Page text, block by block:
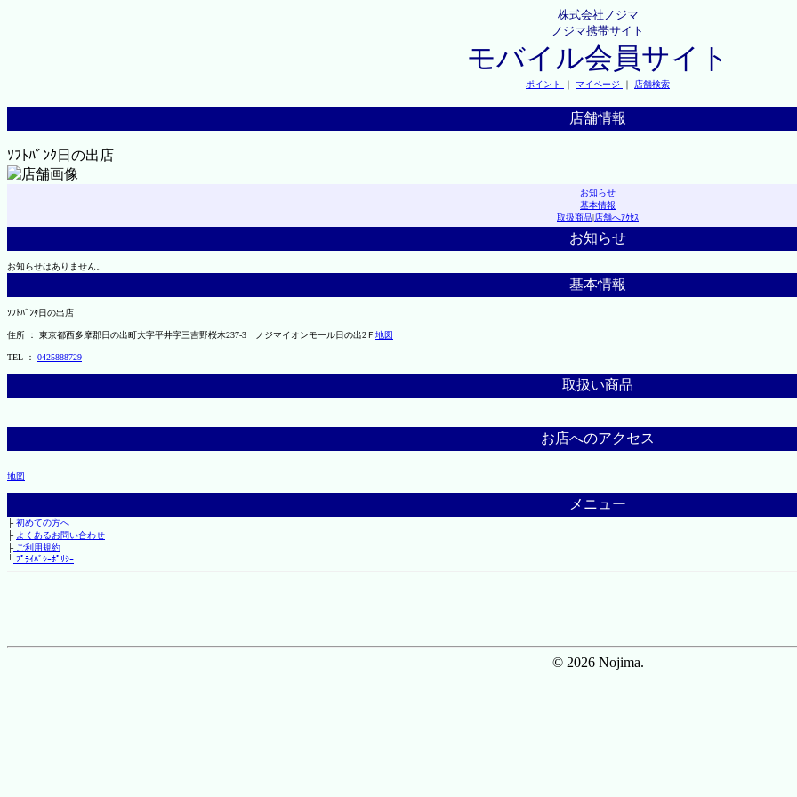
株式会社ノジマ
ノジマ携帯サイト
モバイル会員サイト
ポイント ｜ マイページ ｜ 店舗検索
店舗情報
ｿﾌﾄﾊﾞﾝｸ日の出店
お知らせ
基本情報
取扱商品|店舗へｱｸｾｽ
お知らせ
お知らせはありません。
基本情報
ｿﾌﾄﾊﾞﾝｸ日の出店
住所 ： 東京都西多摩郡日の出町大字平井字三吉野桜木237-3 ノジマイオンモール日の出2Ｆ 地図
TEL ： 0425888729
取扱い商品
お店へのアクセス
地図
メニュー
├初めての方へ
├ よくあるお問い合わせ
├ご利用規約
└ﾌﾟﾗｲﾊﾞｼｰﾎﾟﾘｼｰ
© 2026 Nojima.